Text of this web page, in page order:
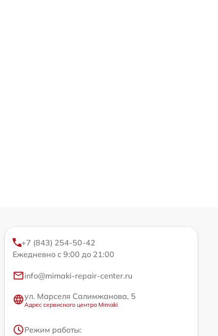
+7 (843) 254-50-42
Ежедневно с 9:00 до 21:00
info@mimaki-repair-center.ru
ул. Марселя Салимжанова, 5
Адрес сервисного центра Mimaki
Режим работы: